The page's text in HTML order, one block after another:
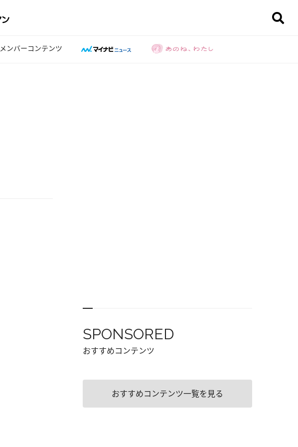
メンバーコンテンツ
SPONSORED
おすすめコンテンツ
おすすめコンテンツ一覧を見る